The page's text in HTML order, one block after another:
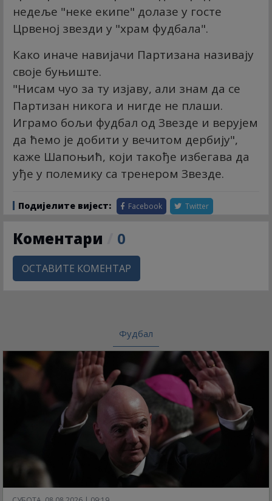
недеље "неке екипе" долазе у госте
Црвеној звезди у "храм фудбала".
Како иначе навијачи Партизана називају
своје буњиште.
"Нисам чуо за ту изјаву, али знам да се
Партизан никога и нигде не плаши.
Играмо бољи фудбал од Звезде и верујем
да ћемо је добити у вечитом дербију",
каже Шапоњић, који такође избегава да
уђе у полемику са тренером Звезде.
Подијелите вијест: Facebook Twitter
Коментари 0
ОСТАВИТЕ КОМЕНТАР
Фудбал